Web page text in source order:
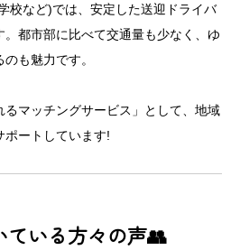
校など)では、安定した送迎ドライバ
都市部に比べて交通量も少なく、ゆ
も魅力です。
るマッチングサービス」として、地域
ポートしています!
ている方々の声👥